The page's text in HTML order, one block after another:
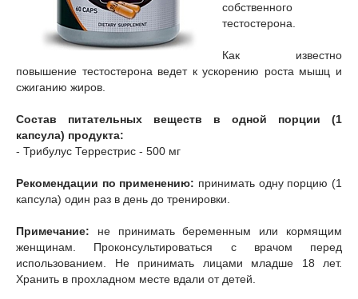
собственного
тестостерона.
Как известно
повышение тестостерона ведет к ускорению роста мышц и
сжиганию жиров.
Состав питательных веществ в одной порции (1
капсула) продукта:
- Трибулус Террестрис - 500 мг
Рекомендации по применению: принимать одну порцию (1
капсула) один раз в день до тренировки.
Примечание: не принимать беременным или кормящим
женщинам. Проконсультироваться с врачом перед
использованием. Не принимать лицами младше 18 лет.
Хранить в прохладном месте вдали от детей.